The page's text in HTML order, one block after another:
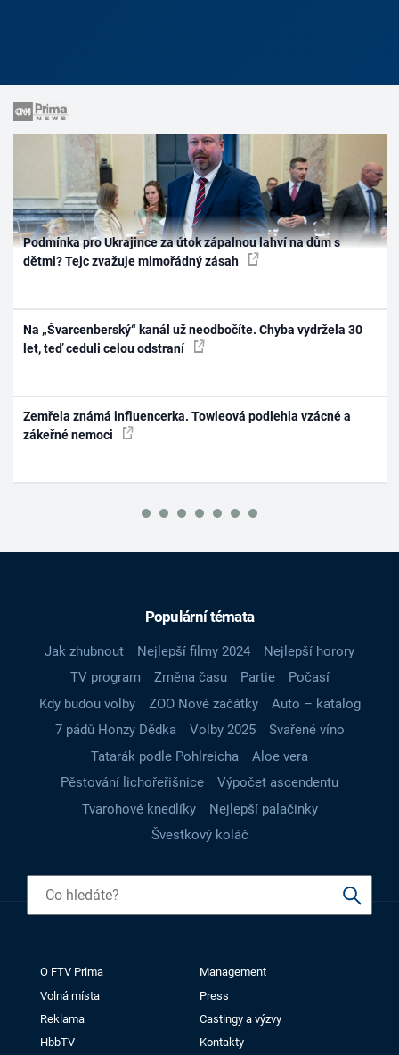
Podmínka pro Ukrajince za útok zápalnou lahví na dům s
dětmi? Tejc zvažuje mimořádný zásah
Na „Švarcenberský“ kanál už neodbočíte. Chyba vydržela 30
let, teď ceduli celou odstraní
Zemřela známá influencerka. Towleová podlehla vzácné a
zákeřné nemoci
Populární témata
Jak zhubnout Nejlepší filmy 2024
Nejlepší horory
TV program
Změna času Partie
Počasí
Kdy budou volby
ZOO Nové začátky
Auto – katalog
7 pádů Honzy Dědka
Volby 2025
Svařené víno
Tatarák podle Pohlreicha
Aloe vera
Pěstování lichořeřišnice
Výpočet ascendentu
Tvarohové knedlíky
Nejlepší palačinky
Švestkový koláč
O FTV Prima
Management
Volná místa
Press
Reklama
Castingy a výzvy
HbbTV
Kontakty